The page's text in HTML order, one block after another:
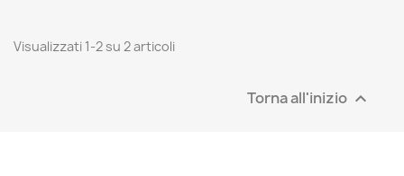
Visualizzati 1-2 su 2 articoli
Torna all'inizio 